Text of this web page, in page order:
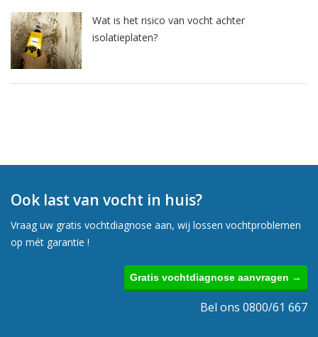
Wat is het risico van vocht achter
isolatieplaten?
Ook last van vocht in huis?
Vraag uw gratis vochtdiagnose aan, wij lossen vochtproblemen
op mét garantie !
Gratis vochtdiagnose aanvragen →
Bel ons 0800/61 667